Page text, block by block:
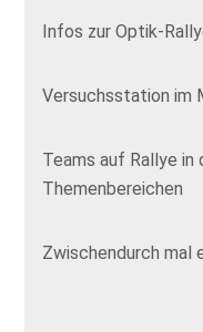
Infos zur Optik-
Versuchsstation im
Teams auf Rallye in
Themenbereichen
Zwischendurch mal